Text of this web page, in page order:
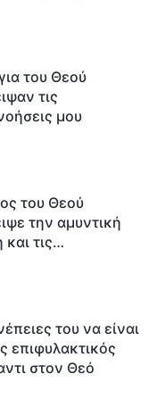
του Θεού
τις
μου
του Θεού
την αμυντική
τις
του να είναι
επιφυλακτικός
στον Θεό